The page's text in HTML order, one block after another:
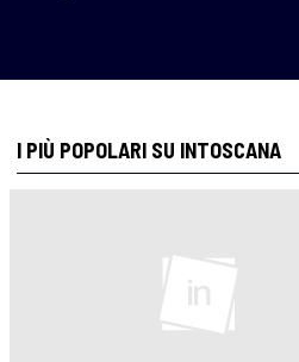
I PIÙ POPOLARI SU INTOSCANA